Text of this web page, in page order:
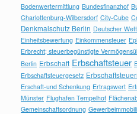
Bodenwertermittlung Bundesfinanzhof
Charlottenburg-Wilbersdorf City-Cube
Denkmalschutz Berlin Deutscher
Einheitsbewertung Einkommensteuer
Erbrecht; steuerbegünstigte
Berlin Erbschaft Erbschaftsteuer
Erbschaftsteuergesetz
Erschaft-und Schenkung Ertragswert
Münster Flughafen Tempelhof
Gemeinschaftsordnung